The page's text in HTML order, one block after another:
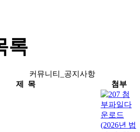
록
커뮤니티_공지사항
제 목 첨부